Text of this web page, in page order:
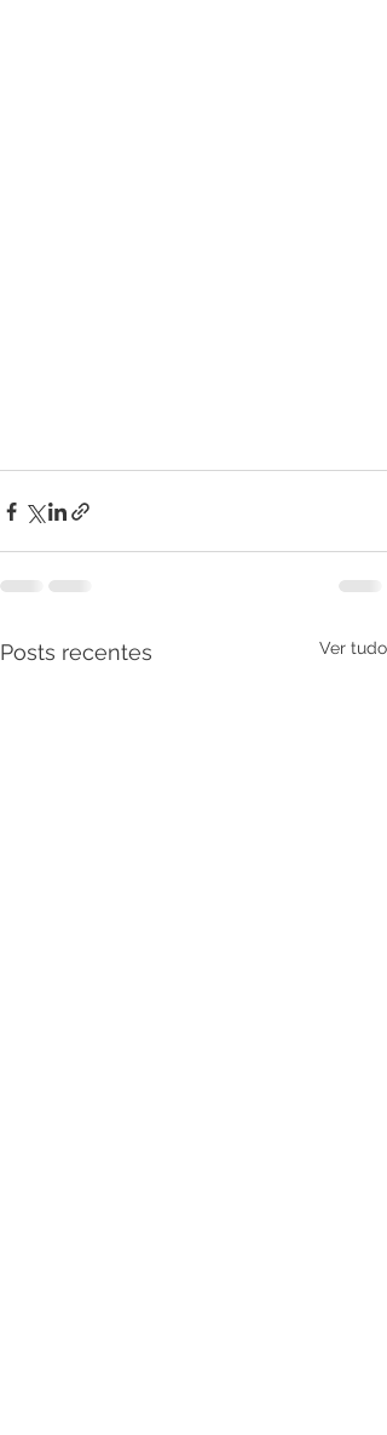
Posts recentes Ver tudo